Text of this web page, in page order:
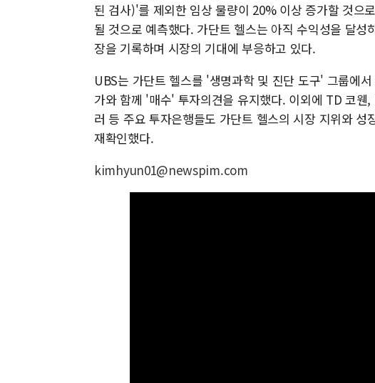
된 검사)'를 제외한 임상 물량이 20% 이상 증가할 것으
될 것으로 예측했다. 가단트 헬스는 아직 수익성을 달
장을 기록하며 시장의 기대에 부응하고 있다.
UBS는 가단트 헬스를 '생명과학 및 진단 도구' 그룹에
가와 함께 '매수' 투자의견을 유지했다. 이외에 TD 코
러 등 주요 투자은행들도 가단트 헬스의 시장 지위와
재확인했다.
kimhyun01@newspim.com